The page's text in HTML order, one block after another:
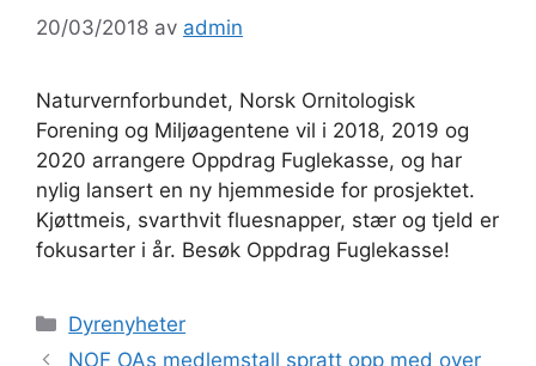
20/03/2018 av admin
Naturvernforbundet, Norsk Ornitologisk
Forening og Miljøagentene vil i 2018, 2019 og
2020 arrangere Oppdrag Fuglekasse, og har
nylig lansert en ny hjemmeside for prosjektet.
Kjøttmeis, svarthvit fluesnapper, stær og tjeld er
fokusarter i år. Besøk Oppdrag Fuglekasse!
Kategorier
Dyrenyheter
NOF OAs medlemstall spratt opp med over